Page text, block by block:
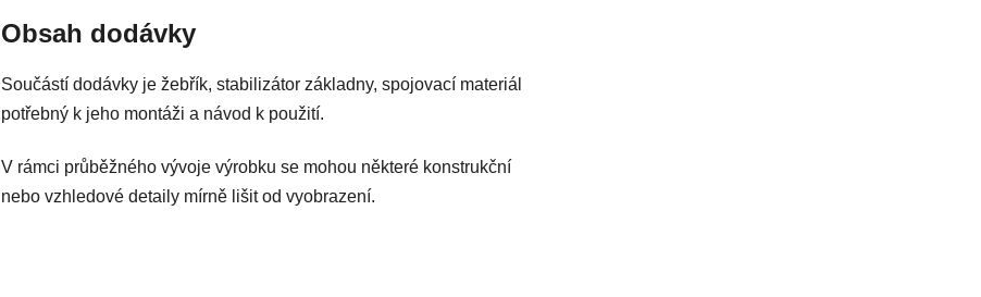
Obsah dodávky
Součástí dodávky je žebřík, stabilizátor základny, spojovací materiál
potřebný k jeho montáži a návod k použití.
V rámci průběžného vývoje výrobku se mohou některé konstrukční
nebo vzhledové detaily mírně lišit od vyobrazení.